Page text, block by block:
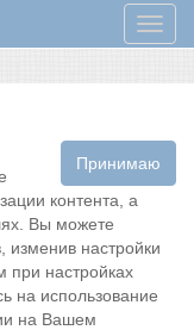
Меню
Принимаю
контента, а
Вы можете
изменив настройки
при настройках
на использование
на Вашем